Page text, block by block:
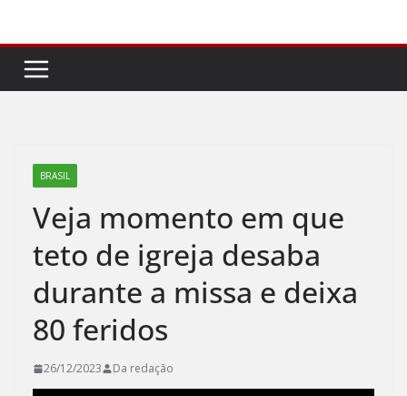
conteúdo
BRASIL
Veja momento em que
teto de igreja desaba
durante a missa e deixa
80 feridos
26/12/2023 Da redação